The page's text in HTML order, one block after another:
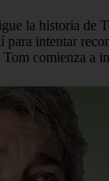
la historia de
intentar
comienza a